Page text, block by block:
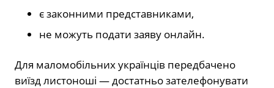
є законними представниками,
не можуть подати заяву онлайн.
Для маломобільних українців передбачено
виїзд листоноші — достатньо зателефонувати